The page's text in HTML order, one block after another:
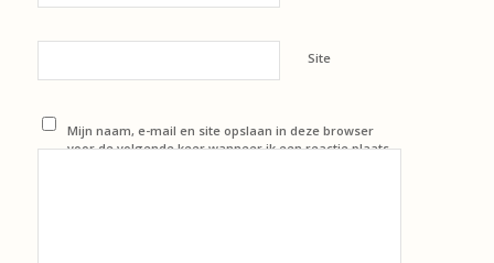
Site
Mijn naam, e-mail en site opslaan in deze browser
voor de volgende keer wanneer ik een reactie plaats.